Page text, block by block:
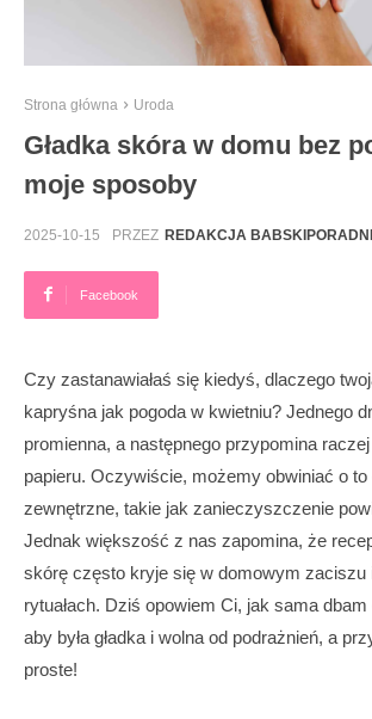
Strona główna Uroda
Gładka skóra w domu bez
moje sposoby
2025-10-15 PRZEZ REDAKCJA
Facebook
Czy zastanawiałaś się kiedyś, dlaczego
kapryśna jak pogoda w kwietniu? Jednego
promienna, a następnego przypomina
papieru. Oczywiście, możemy obwiniać o
zewnętrzne, takie jak zanieczyszczenie
Jednak większość z nas zapomina, że
skórę często kryje się w domowym zaciszu
rytuałach. Dziś opowiem Ci, jak sama
aby była gładka i wolna od podrażnień, a
proste!